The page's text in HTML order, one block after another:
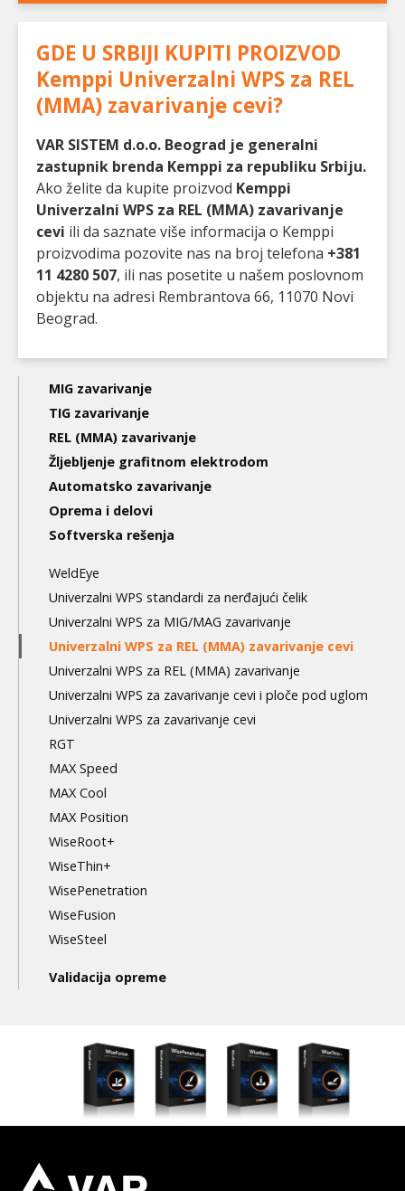
GDE U SRBIJI KUPITI PROIZVOD
Kemppi Univerzalni WPS za REL
(MMA) zavarivanje cevi?
VAR SISTEM d.o.o. Beograd je generalni
zastupnik brenda Kemppi za republiku Srbiju.
Ako želite da kupite proizvod Kemppi
Univerzalni WPS za REL (MMA) zavarivanje
cevi ili da saznate više informacija o Kemppi
proizvodima pozovite nas na broj telefona +381
11 4280 507, ili nas posetite u našem poslovnom
objektu na adresi Rembrantova 66, 11070 Novi
Beograd.
Main
navigation
3nd
level
MIG zavarivanje
TIG zavarivanje
REL (MMA) zavarivanje
Žljebljenje grafitnom elektrodom
Automatsko zavarivanje
Oprema i delovi
Softverska rešenja
WeldEye
Univerzalni WPS standardi za nerđajući čelik
Univerzalni WPS za MIG/MAG zavarivanje
Univerzalni WPS za REL (MMA) zavarivanje cevi
Univerzalni WPS za REL (MMA) zavarivanje
Univerzalni WPS za zavarivanje cevi i ploče pod uglom
Univerzalni WPS za zavarivanje cevi
RGT
MAX Speed
MAX Cool
MAX Position
WiseRoot+
WiseThin+
WisePenetration
WiseFusion
WiseSteel
Validacija opreme